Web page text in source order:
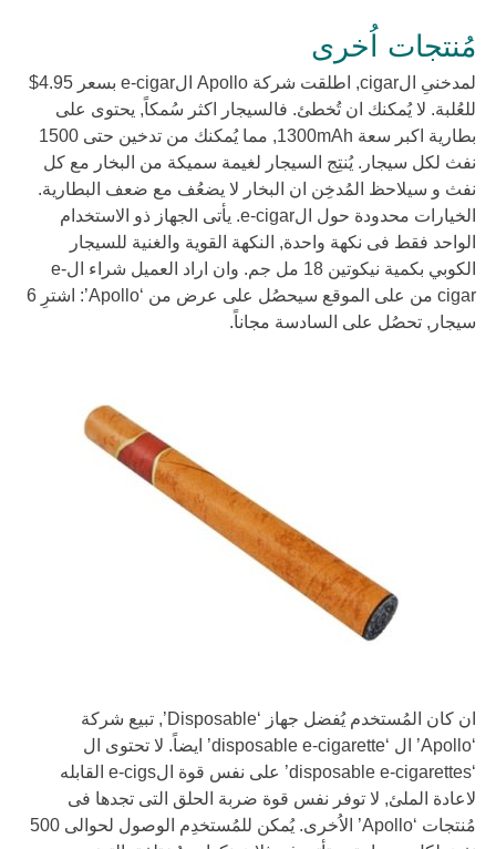
مُنتجات اُخرى
لمدخنىِ الcigar, اطلقت شركة Apollo الe-cigar بسعر 4.95$
للعُلبة. لا يُمكنك ان تُخطئ. فالسيجار اكثر سُمكاً, يحتوى على
بطارية اكبر سعة 1300mAh, مما يُمكنك من تدخين حتى 1500
نفث لكل سيجار. يُنتِج السيجار لغيمة سميكة من البخار مع كل
نفث و سيلاحظ المُدخِن ان البخار لا يضعُف مع ضعف البطارية.
الخيارات محدودة حول الe-cigar. يأتى الجهاز ذو الاستخدام
الواحد فقط فى نكهة واحدة, النكهة القوية والغنية للسيجار
الكوبي بكمية نيكوتين 18 مل جم. وان اراد العميل شراء الe-
cigar من على الموقع سيحصُل على عرض من ‘Apollo’: اشترِ 6
سيجار, تحصُل على السادسة مجاناً.
ان كان المُستخدم يُفضل جهاز ‘Disposable’, تبيع شركة
‘Apollo’ ال ‘disposable e-cigarette’ ايضاً. لا تحتوى ال
‘disposable e-cigarettes’ على نفس قوة الe-cigs القابله
لاعادة الملئ, لا توفر نفس قوة ضربة الحلق التى تجدها فى
مُنتجات ‘Apollo’ الاُخرى. يُمكن للمُستخدِم الوصول لحوالى 500